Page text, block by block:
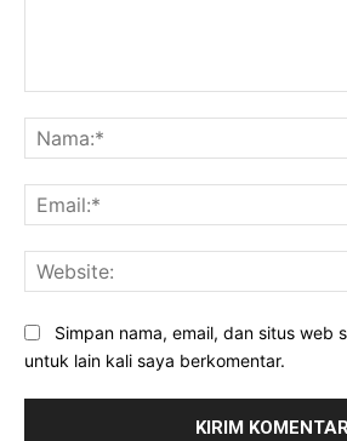
Simpan nama, email, dan situs web
untuk lain kali saya berkomentar.